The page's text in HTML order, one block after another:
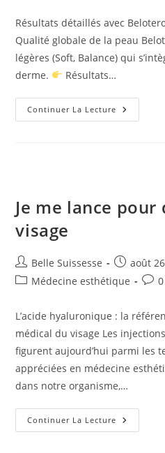
la
Résultats détaillés avec
Qualité globale de la peau
légères (Soft, Balance) qui
derme.
Résultats…
Continuer La Lecture Quels
Résultats
Je me lance
visage
Auteur/autrice
de
Belle Suissesse
publiée :
août
PostMédecine esthétique
la
L’acide hyaluronique : la
médical du visage Les
figurent aujourd’hui parmi les
appréciées en médecine
dans notre organisme,…
Continuer La Lecture Je
Me